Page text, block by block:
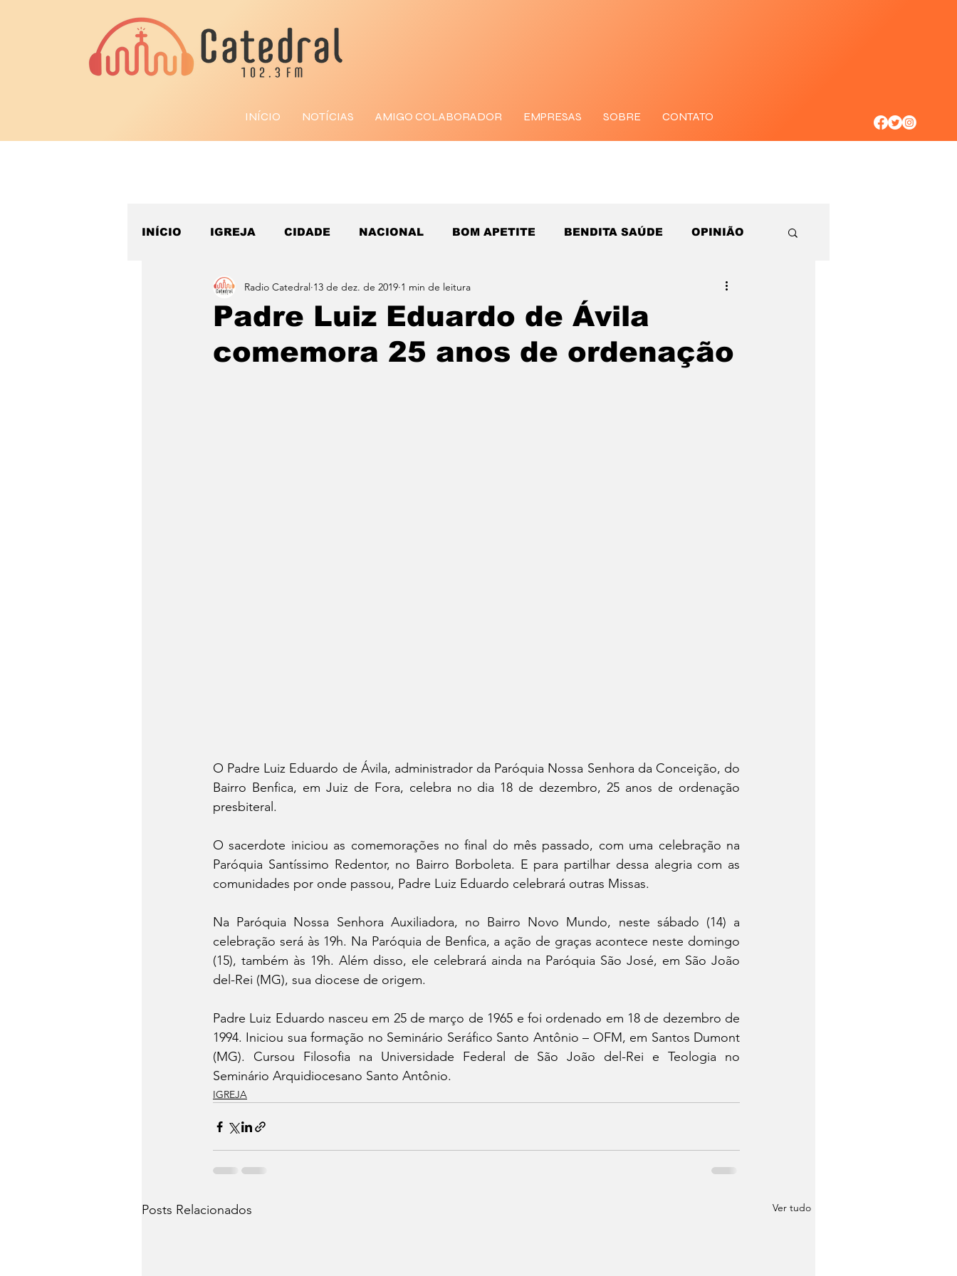
INÍCIO NOTÍCIAS AMIGO COLABORADOR EMPRESAS SOBRE CONTATO
INÍCIO IGREJA CIDADE NACIONAL BOM APETITE BENDITA SAÚDE OPINIÃO
ESPORTE
Padre Luiz Eduardo de Ávila
comemora 25 anos de ordenação
Radio Catedral 13 de dez. de 2019 1 min de leitura
O Padre Luiz Eduardo de Ávila, administrador da Paróquia Nossa Senhora da Conceição, do
Bairro Benfica, em Juiz de Fora, celebra no dia 18 de dezembro, 25 anos de ordenação
presbiteral.
O sacerdote iniciou as comemorações no final do mês passado, com uma celebração na
Paróquia Santíssimo Redentor, no Bairro Borboleta. E para partilhar dessa alegria com as
comunidades por onde passou, Padre Luiz Eduardo celebrará outras Missas.
Na Paróquia Nossa Senhora Auxiliadora, no Bairro Novo Mundo, neste sábado (14) a
celebração será às 19h. Na Paróquia de Benfica, a ação de graças acontece neste domingo
(15), também às 19h. Além disso, ele celebrará ainda na Paróquia São José, em São João
del-Rei (MG), sua diocese de origem.
Padre Luiz Eduardo nasceu em 25 de março de 1965 e foi ordenado em 18 de dezembro de
1994. Iniciou sua formação no Seminário Seráfico Santo Antônio – OFM, em Santos Dumont
(MG). Cursou Filosofia na Universidade Federal de São João del-Rei e Teologia no
Seminário Arquidiocesano Santo Antônio.
IGREJA
Posts Relacionados Ver tudo